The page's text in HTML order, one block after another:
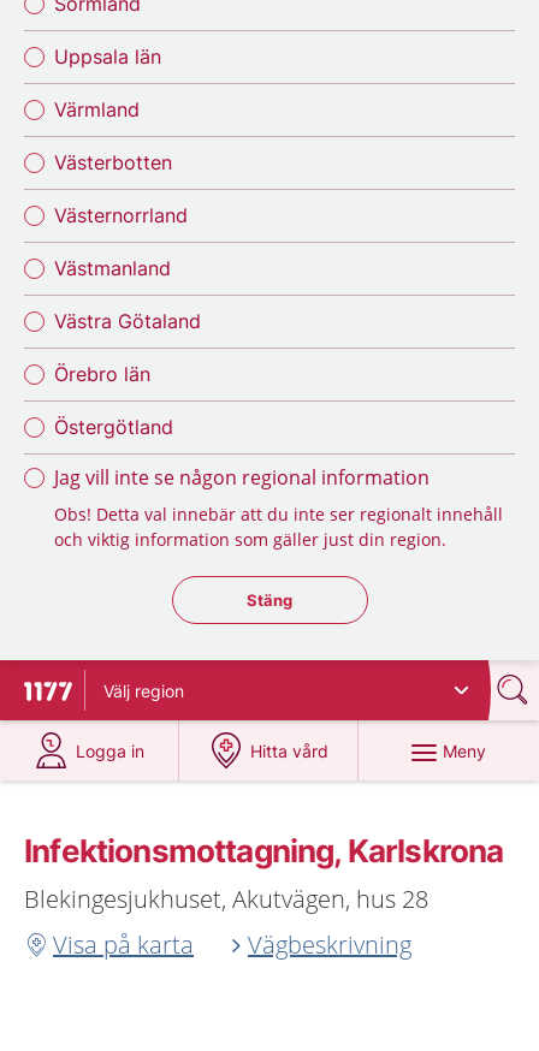
Uppsala län
Värmland
Västerbotten
Västernorrland
Västmanland
Västra Götaland
Örebro län
Östergötland
Jag vill inte se någon regional information
Obs! Detta val innebär att du inte ser regionalt innehåll
och viktig information som gäller just din region.
Stäng regionsväljaren
Stäng
Till startsidan för 1177
Välj region
Logga in
på 1177.se
Hitta vård
på 1177.se
Meny
Infektionsmottagning, Karlskrona
Blekingesjukhuset, Akutvägen, hus 28
Visa på karta
Vägbeskrivning